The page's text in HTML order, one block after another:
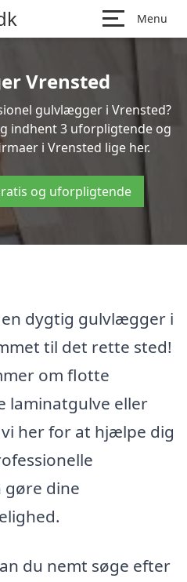
Menu
Vrensted
gulvlægger i Vrensted?
indhent 3 uforpligtende og
i Vrensted lige her.
og uforpligtende
dygtig gulvlægger i
til det rette sted!
om flotte
eller
her for at hjælpe dig
dine
du nemt søge efter